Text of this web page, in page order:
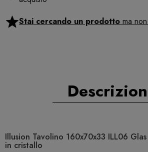
Stai cercando un prodotto ma
Illusion Tavolino 160x70x33 ILL06
in cristallo